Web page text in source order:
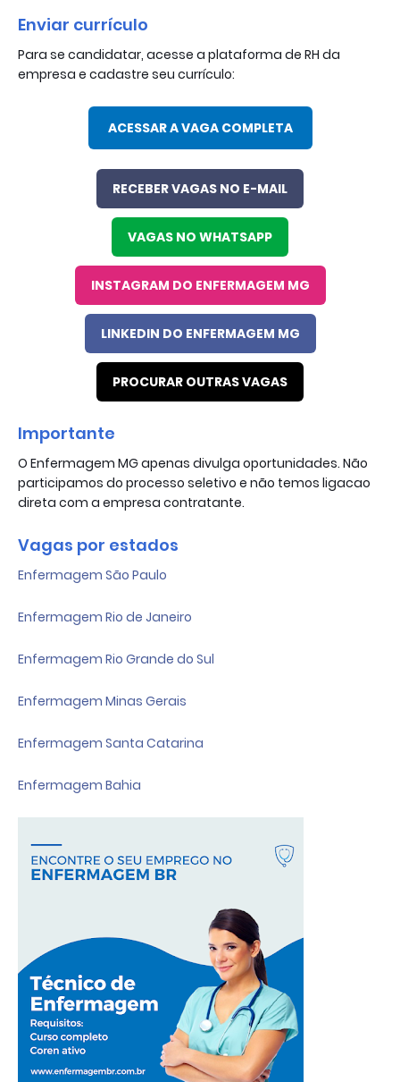
Enviar currículo
Para se candidatar, acesse a plataforma de RH da
empresa e cadastre seu currículo:
ACESSAR A VAGA COMPLETA
RECEBER VAGAS NO E-MAIL
VAGAS NO WHATSAPP
INSTAGRAM DO ENFERMAGEM MG
LINKEDIN DO ENFERMAGEM MG
PROCURAR OUTRAS VAGAS
Importante
O Enfermagem MG apenas divulga oportunidades. Não
participamos do processo seletivo e não temos ligacao
direta com a empresa contratante.
Vagas por estados
Enfermagem São Paulo
Enfermagem Rio de Janeiro
Enfermagem Rio Grande do Sul
Enfermagem Minas Gerais
Enfermagem Santa Catarina
Enfermagem Bahia